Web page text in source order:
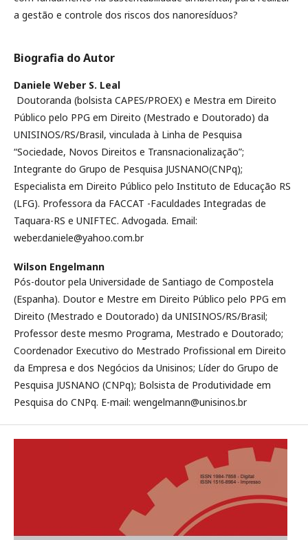
a gestão e controle dos riscos dos nanoresíduos?
Biografia do Autor
Daniele Weber S. Leal
Doutoranda (bolsista CAPES/PROEX) e Mestra em Direito
Público pelo PPG em Direito (Mestrado e Doutorado) da
UNISINOS/RS/Brasil, vinculada à Linha de Pesquisa
“Sociedade, Novos Direitos e Transnacionalização”;
Integrante do Grupo de Pesquisa JUSNANO(CNPq);
Especialista em Direito Público pelo Instituto de Educação RS
(LFG). Professora da FACCAT -Faculdades Integradas de
Taquara-RS e UNIFTEC. Advogada. Email:
weber.daniele@yahoo.com.br
Wilson Engelmann
Pós-doutor pela Universidade de Santiago de Compostela
(Espanha). Doutor e Mestre em Direito Público pelo PPG em
Direito (Mestrado e Doutorado) da UNISINOS/RS/Brasil;
Professor deste mesmo Programa, Mestrado e Doutorado;
Coordenador Executivo do Mestrado Profissional em Direito
da Empresa e dos Negócios da Unisinos; Líder do Grupo de
Pesquisa JUSNANO (CNPq); Bolsista de Produtividade em
Pesquisa do CNPq. E-mail: wengelmann@unisinos.br